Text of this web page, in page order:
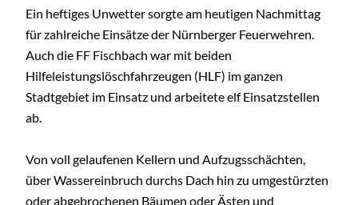
Ein heftiges Unwetter sorgte am heutigen Nachmittag
für zahlreiche Einsätze der Nürnberger Feuerwehren.
Auch die FF Fischbach war mit beiden
Hilfeleistungslöschfahrzeugen (HLF) im ganzen
Stadtgebiet im Einsatz und arbeitete elf Einsatzstellen
ab.
Von voll gelaufenen Kellern und Aufzugsschächten,
über Wassereinbruch durchs Dach hin zu umgestürzten
oder abgebrochenen Bäumen oder Ästen und